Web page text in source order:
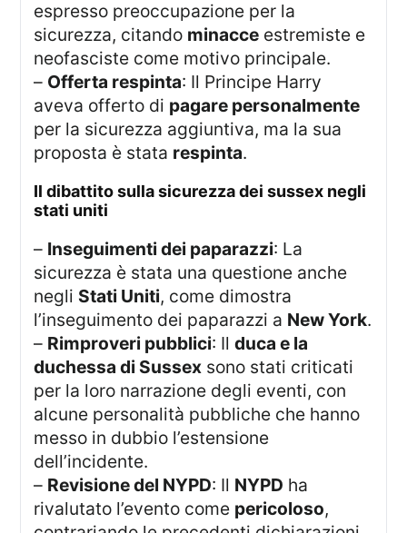
espresso preoccupazione per la
sicurezza, citando minacce estremiste e
neofasciste come motivo principale.
– Offerta respinta: Il Principe Harry
aveva offerto di pagare personalmente
per la sicurezza aggiuntiva, ma la sua
proposta è stata respinta.
il dibattito sulla sicurezza dei sussex negli
stati uniti
Inseguimenti dei paparazzi: La
sicurezza è stata una questione anche
negli Stati Uniti, come dimostra
l’inseguimento dei paparazzi a New York.
– Rimproveri pubblici: Ilduca e la
duchessa di Sussex sono stati criticati
per la loro narrazione degli eventi, con
alcune personalità pubbliche che hanno
messo in dubbio l’estensione
dell’incidente.
– Revisione del NYPD: Il NYPD ha
rivalutato l’evento come pericoloso,